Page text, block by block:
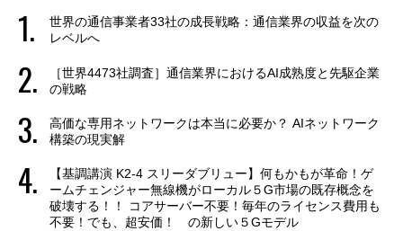
世界の通信事業者33社の成長戦略：通信業界の収益を次の
レベルへ
［世界4473社調査］通信業界におけるAI成熟度と先駆企業
の戦略
高価な専用ネットワークは本当に必要か？ AIネットワーク
構築の現実解
【基調講演 K2-4 スリーダブリュー】何もかもが革命！ゲ
ームチェンジャー無線機がローカル５G市場の既存概念を
破壊する！！ コアサーバー不要！毎年のライセンス費用も
不要！でも、超安価！ の新しい５Gモデル